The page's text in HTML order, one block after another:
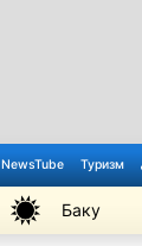
NewsTube Туризм
Баку